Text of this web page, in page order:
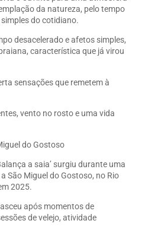
da natureza, pelo tempo
do cotidiano.
desacelerado e afetos simples,
característica que já virou
sensações que remetem à
vento no rosto e uma vida
do Gostoso
a saia’ surgiu durante uma
São Miguel do Gostoso, no Rio
2025.
após momentos de
de velejo, atividade